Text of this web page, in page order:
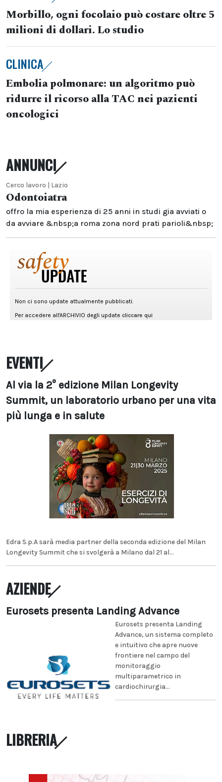
Morbillo, ogni focolaio può costare oltre 5
milioni di dollari. Lo studio
CLINICA
Embolia polmonare: un algoritmo può
ridurre il ricorso alla TAC nei pazienti
oncologici
ANNUNCI
Cerco lavoro | Lazio
Odontoiatra
offro la mia esperienza di 25 anni in studi gia avviati o
da avviare &nbsp;a roma zona nord prati parioli&nbsp;
EVENTI
Al via la 2° edizione Milan Longevity
Summit, un laboratorio urbano per una vita
più lunga e in salute
Edra S.p.A sarà media partner della seconda edizione del Milan
Longevity Summit che si svolgerà a Milano dal 21 al...
AZIENDE
Eurosets presenta Landing Advance
Eurosets presenta Landing
Advance, un sistema completo
e intuitivo che apre nuove
frontiere nel campo del
monitoraggio
multiparametrico in
cardiochirurgia...
LIBRERIA